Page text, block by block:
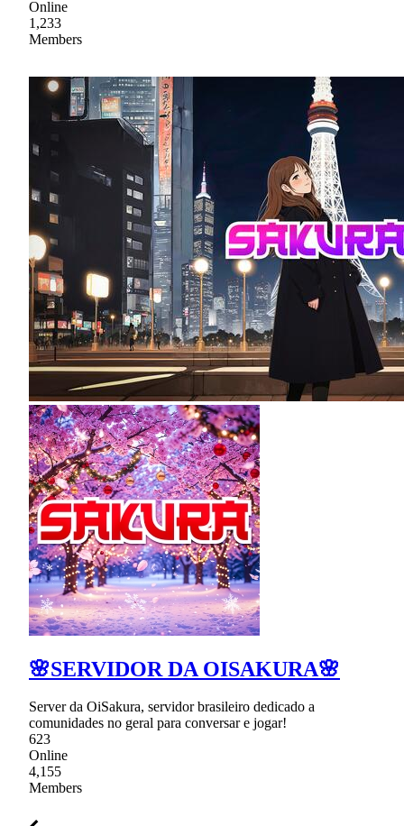
Online
1,233
Members
🌸SERVIDOR DA OISAKURA🌸
Server da OiSakura, servidor brasileiro dedicado a
comunidades no geral para conversar e jogar!
623
Online
4,155
Members